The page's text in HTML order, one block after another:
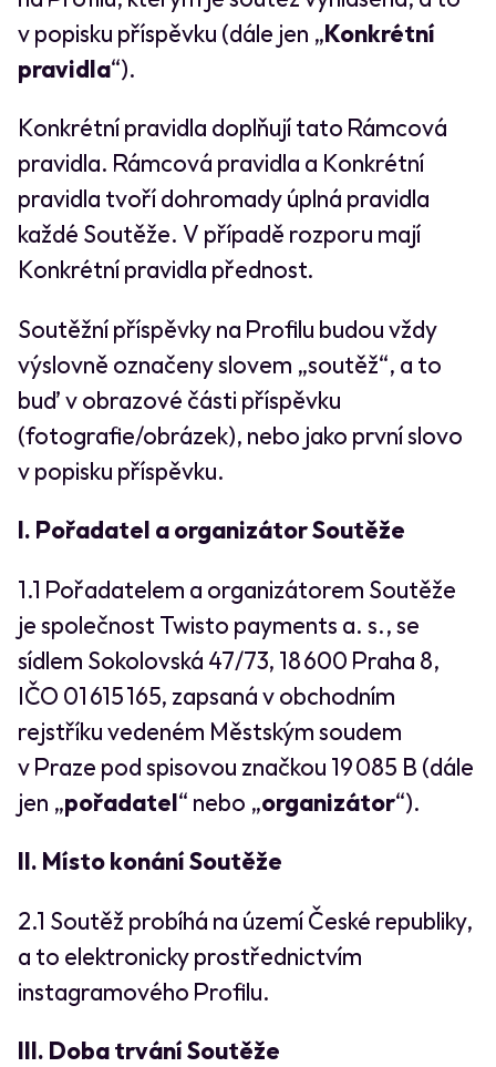
v popisku příspěvku (dále jen „Konkrétní
pravidla“).
Konkrétní pravidla doplňují tato Rámcová
pravidla. Rámcová pravidla a Konkrétní
pravidla tvoří dohromady úplná pravidla
každé Soutěže. V případě rozporu mají
Konkrétní pravidla přednost.
Soutěžní příspěvky na Profilu budou vždy
výslovně označeny slovem „soutěž“, a to
buď v obrazové části příspěvku
(fotografie/obrázek), nebo jako první slovo
v popisku příspěvku.
I. Pořadatel a organizátor Soutěže
1.1 Pořadatelem a organizátorem Soutěže
je společnost Twisto payments a. s., se
sídlem Sokolovská 47/73, 18 600 Praha 8,
IČO 01 615 165, zapsaná v obchodním
rejstříku vedeném Městským soudem
v Praze pod spisovou značkou 19 085 B (dále
jen „pořadatel“ nebo „organizátor“).
II. Místo konání Soutěže
2.1 Soutěž probíhá na území České republiky,
a to elektronicky prostřednictvím
instagramového Profilu.
III. Doba trvání Soutěže